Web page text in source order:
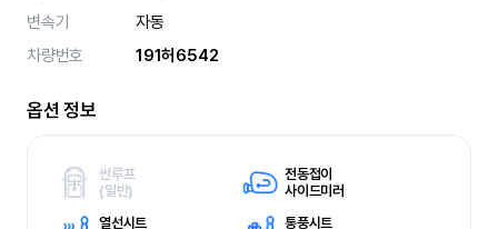
변속기
자동
차량번호
191허6542
옵션 정보
썬루프
(일반)
전동접이
사이드미러
열선시트
통풍시트